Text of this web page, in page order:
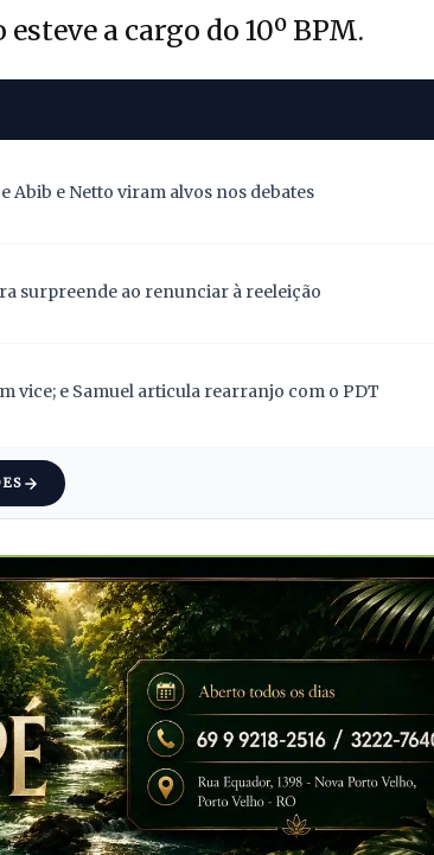
a cargo do 10º BPM.
Abib e Netto viram alvos nos debates
surpreende ao renunciar à reeleição
vice; e Samuel articula rearranjo com o PDT